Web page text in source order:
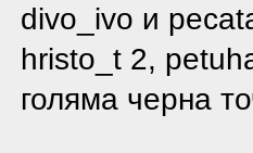
divo_ivo и
hristo_t 2,
голяма черна